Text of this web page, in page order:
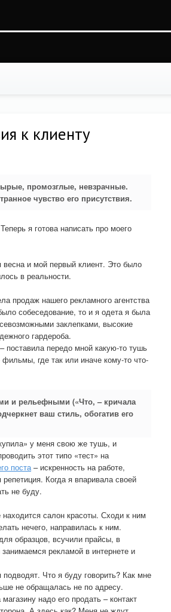
к клиенту
промозглые, невзрачные.
чувство его присутствия.
я готова написать про моего
и мой первый клиент. Это было
в реальности.
продаж нашего рекламного агентства
собеседование, то и я одета я была
заклепками, высокие
гардероба.
поставила передо мной какую-то тушь
где так или иначе кому-то что-
и рельефными («Что, – кричала
ваш стиль, обогатив его
у меня свою же тушь, и
этот типо «тест» на
поста– искренность на работе,
Когда я впаривала своей
не буду.
салон красоты. Сходи к ним
нечего, направилась к ним.
образцов, всучили прайсы, в
рекламой в интернете и
Что я буду говорить? Как мне
не обращалась не по адресу.
надо его продать – контакт